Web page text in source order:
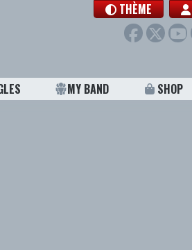
THÈME
MY BAND SHOP